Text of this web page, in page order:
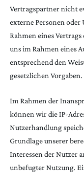
Vertragspartner nicht
externe Personen
Rahmen eines
uns im Rahmen eines
entsprechend den
gesetzlichen Vorgaben.
Im Rahmen der
können wir die IP-
Nutzerhandlung
Grundlage unserer
Interessen der Nutzer
unbefugter Nutzung.